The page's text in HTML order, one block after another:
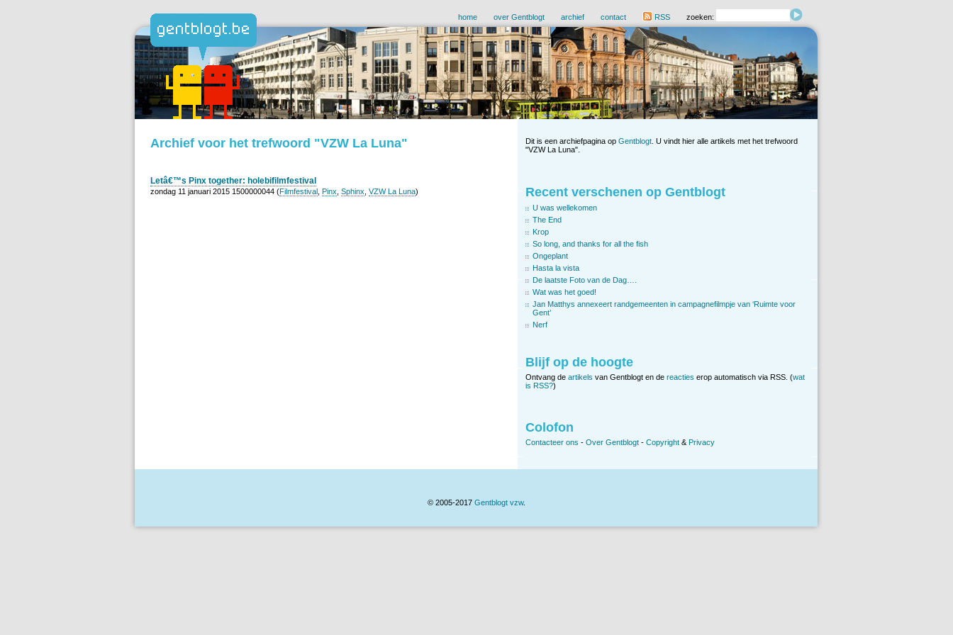
home over Gentblogt archief contact RSS zoeken:
Archief voor het trefwoord "VZW La Luna"
Letâ€™s Pinx together: holebifilmfestival
zondag 11 januari 2015 1500000044 (Filmfestival Pinx Sphinx VZW La Luna)
Dit is een archiefpagina op Gentblogt . U vindt hier alle artikels met het trefwoord
"VZW La Luna".
Recent verschenen op Gentblogt
U was wellekomen
The End
Krop
So long, and thanks for all the fish
Ongeplant
Hasta la vista
De laatste Foto van de Dag….
Wat was het goed!
Jan Matthys annexeert randgemeenten in campagnefilmpje van ‘Ruimte voor
Gent’
Nerf
Blijf op de hoogte
Ontvang de artikels van Gentblogt en de reacties erop automatisch via RSS. (wat
is RSS?)
Colofon
Contacteer ons - Over Gentblogt - Copyright & Privacy
© 2005-2017 Gentblogt vzw.